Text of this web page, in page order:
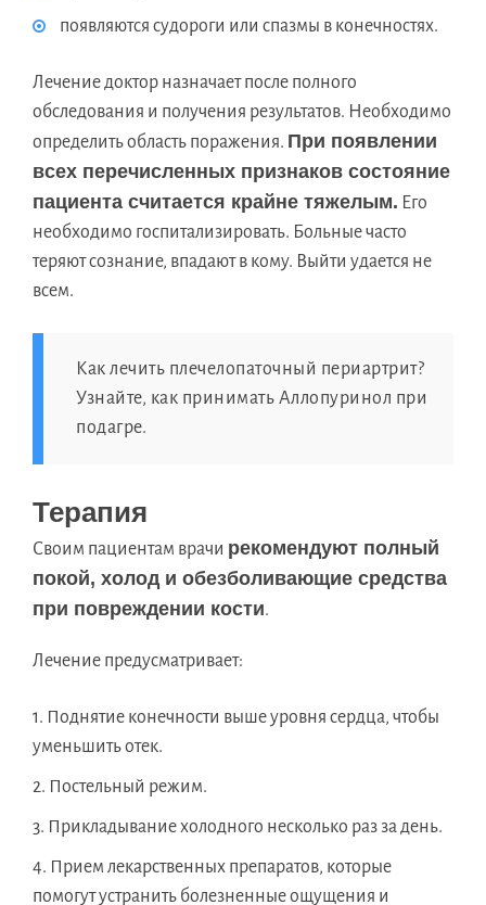
появляются судороги или спазмы в конечностях.
Лечение доктор назначает после полного
обследования и получения результатов. Необходимо
определить область поражения. При появлении
всех перечисленных признаков состояние
пациента считается крайне тяжелым. Его
необходимо госпитализировать. Больные часто
теряют сознание, впадают в кому. Выйти удается не
всем.
Как лечить плечелопаточный периартрит?
Узнайте, как принимать Аллопуринол при
подагре.
Терапия
Своим пациентам врачи рекомендуют полный
покой, холод и обезболивающие средства
при повреждении кости.
Лечение предусматривает:
Поднятие конечности выше уровня сердца, чтобы
уменьшить отек.
Постельный режим.
Прикладывание холодного несколько раз за день.
Прием лекарственных препаратов, которые
помогут устранить болезненные ощущения и